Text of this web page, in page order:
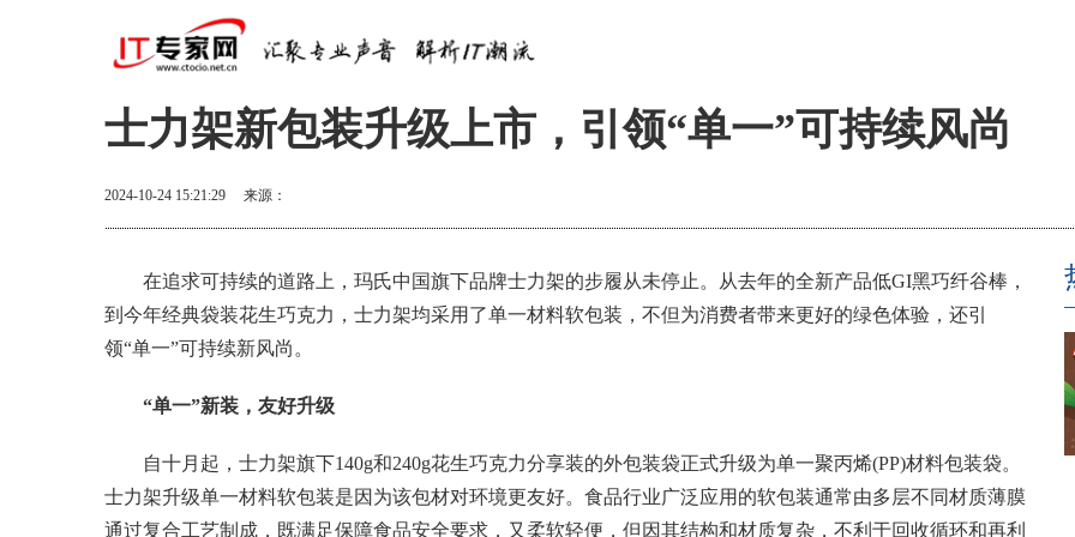
士力架新包装升级上市，引领“单一”可持续风尚
2024-10-24 15:21:29 来源：
在追求可持续的道路上，玛氏中国旗下品牌士力架的步履从未停止。从去年的全新产品低GI黑巧纤谷棒，
到今年经典袋装花生巧克力，士力架均采用了单一材料软包装，不但为消费者带来更好的绿色体验，还引
领“单一”可持续新风尚。
“单一”新装，友好升级
自十月起，士力架旗下140g和240g花生巧克力分享装的外包装袋正式升级为单一聚丙烯(PP)材料包装袋。
士力架升级单一材料软包装是因为该包材对环境更友好。食品行业广泛应用的软包装通常由多层不同材质薄膜
通过复合工艺制成，既满足保障食品安全要求，又柔软轻便，但因其结构和材质复杂，不利于回收循环和再利